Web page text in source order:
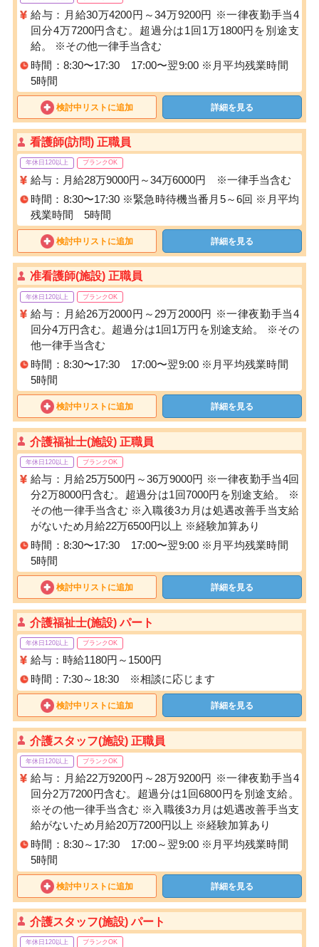
給与：月給30万4200円～34万9200円 ※一律夜勤手当4
回分4万7200円含む。超過分は1回1万1800円を別途支
給。 ※その他一律手当含む
時間：8:30〜17:30 17:00〜翌9:00 ※月平均残業時間
5時間
検討中リストに追加 詳細を見る
看護師(訪問) 正職員
年休日120以上 ブランクOK
給与：月給28万9000円～34万6000円 ※一律手当含む
時間：8:30〜17:30 ※緊急時待機当番月5～6回 ※月平均
残業時間 5時間
検討中リストに追加 詳細を見る
准看護師(施設) 正職員
年休日120以上 ブランクOK
給与：月給26万2000円～29万2000円 ※一律夜勤手当4
回分4万円含む。超過分は1回1万円を別途支給。 ※その
他一律手当含む
時間：8:30〜17:30 17:00〜翌9:00 ※月平均残業時間
5時間
検討中リストに追加 詳細を見る
介護福祉士(施設) 正職員
年休日120以上 ブランクOK
給与：月給25万500円～36万9000円 ※一律夜勤手当4回
分2万8000円含む。超過分は1回7000円を別途支給。 ※
その他一律手当含む ※入職後3カ月は処遇改善手当支給
がないため月給22万6500円以上 ※経験加算あり
時間：8:30〜17:30 17:00〜翌9:00 ※月平均残業時間
5時間
検討中リストに追加 詳細を見る
介護福祉士(施設) パート
年休日120以上 ブランクOK
給与：時給1180円～1500円
時間：7:30～18:30 ※相談に応じます
検討中リストに追加 詳細を見る
介護スタッフ(施設) 正職員
年休日120以上 ブランクOK
給与：月給22万9200円～28万9200円 ※一律夜勤手当4
回分2万7200円含む。超過分は1回6800円を別途支給。
※その他一律手当含む ※入職後3カ月は処遇改善手当支
給がないため月給20万7200円以上 ※経験加算あり
時間：8:30～17:30 17:00～翌9:00 ※月平均残業時間
5時間
検討中リストに追加 詳細を見る
介護スタッフ(施設) パート
年休日120以上 ブランクOK